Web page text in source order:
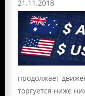
21.11.2018
продолжает
торгуется ниже